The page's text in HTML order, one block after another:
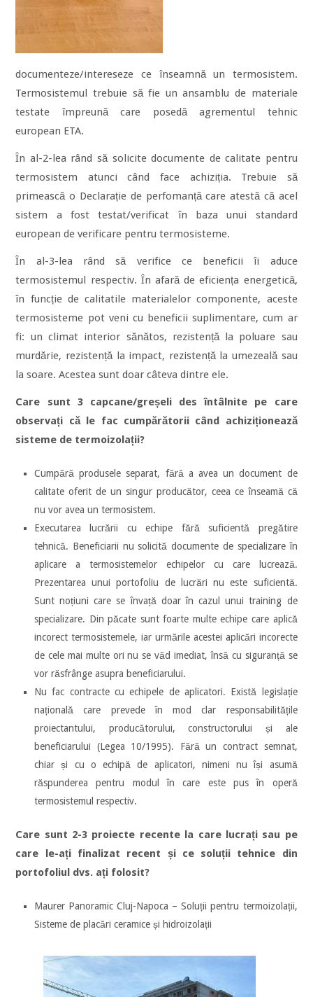
documenteze/intereseze ce înseamnă un termosistem.
Termosistemul trebuie să fie un ansamblu de materiale
testate împreună care posedă agrementul tehnic
european ETA.
În al-2-lea rând să solicite documente de calitate pentru
termosistem atunci când face achiziția. Trebuie să
primească o Declarație de perfomanță care atestă că acel
sistem a fost testat/verificat în baza unui standard
european de verificare pentru termosisteme.
În al-3-lea rând să verifice ce beneficii îi aduce
termosistemul respectiv. În afară de eficiența energetică,
în funcție de calitatile materialelor componente, aceste
termosisteme pot veni cu beneficii suplimentare, cum ar
fi: un climat interior sănătos, rezistență la poluare sau
murdărie, rezistență la impact, rezistență la umezeală sau
la soare. Acestea sunt doar câteva dintre ele.
Care sunt 3 capcane/greșeli des întâlnite pe care
observați că le fac cumpărătorii când achiziționează
sisteme de termoizolații?
Cumpără produsele separat, fără a avea un document de
calitate oferit de un singur producător, ceea ce înseamă că
nu vor avea un termosistem.
Executarea lucrării cu echipe fără suficientă pregătire
tehnică. Beneficiarii nu solicită documente de specializare în
aplicare a termosistemelor echipelor cu care lucrează.
Prezentarea unui portofoliu de lucrări nu este suficientă.
Sunt noțiuni care se învață doar în cazul unui training de
specializare. Din păcate sunt foarte multe echipe care aplică
incorect termosistemele, iar urmările acestei aplicări incorecte
de cele mai multe ori nu se văd imediat, însă cu siguranță se
vor răsfrânge asupra beneficiarului.
Nu fac contracte cu echipele de aplicatori. Există legislație
națională care prevede în mod clar responsabilitățile
proiectantului, producătorului, constructorului și ale
beneficiarului (Legea 10/1995). Fără un contract semnat,
chiar și cu o echipă de aplicatori, nimeni nu își asumă
răspunderea pentru modul în care este pus în operă
termosistemul respectiv.
Care sunt 2-3 proiecte recente la care lucrați sau pe
care le-ați finalizat recent și ce soluții tehnice din
portofoliul dvs. ați folosit?
Maurer Panoramic Cluj-Napoca – Soluții pentru termoizolații,
Sisteme de placări ceramice și hidroizolații